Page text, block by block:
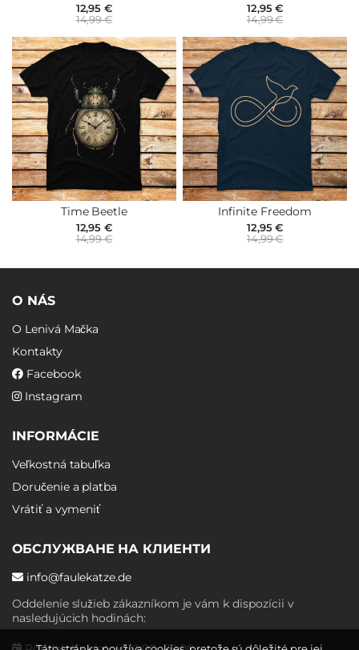
12,95 €
14,99 €
12,95 €
14,99 €
Time Beetle
12,95 €
14,99 €
Infinite Freedom
12,95 €
14,99 €
O NÁS
O Lenivá Mačka
Kontakty
Facebook
Instagram
INFORMÁCIE
Veľkostná tabuľka
Doručenie a platba
Vrátiť a vymeniť
ОБСЛУЖВАНЕ НА КЛИЕНТИ
info@faulekatze.de
Oddelenie služieb zákazníkom je vám k dispozícii v
nasledujúcich hodinách: